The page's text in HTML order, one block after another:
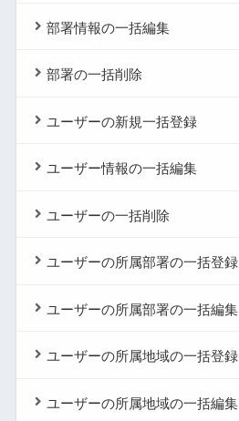
部署情報の一括編集
部署の一括削除
ユーザーの新規一括登録
ユーザー情報の一括編集
ユーザーの一括削除
ユーザーの所属部署の一括登録
ユーザーの所属部署の一括編集
ユーザーの所属地域の一括登録
ユーザーの所属地域の一括編集